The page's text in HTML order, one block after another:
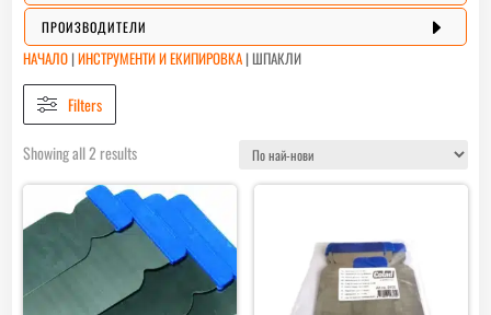
E
ПРОИЗВОДИТЕЛИ
НАЧАЛО |ИНСТРУМЕНТИ И ЕКИПИРОВКА |ШПАКЛИ
Filters
Showing all 2 resultsSorted
latest